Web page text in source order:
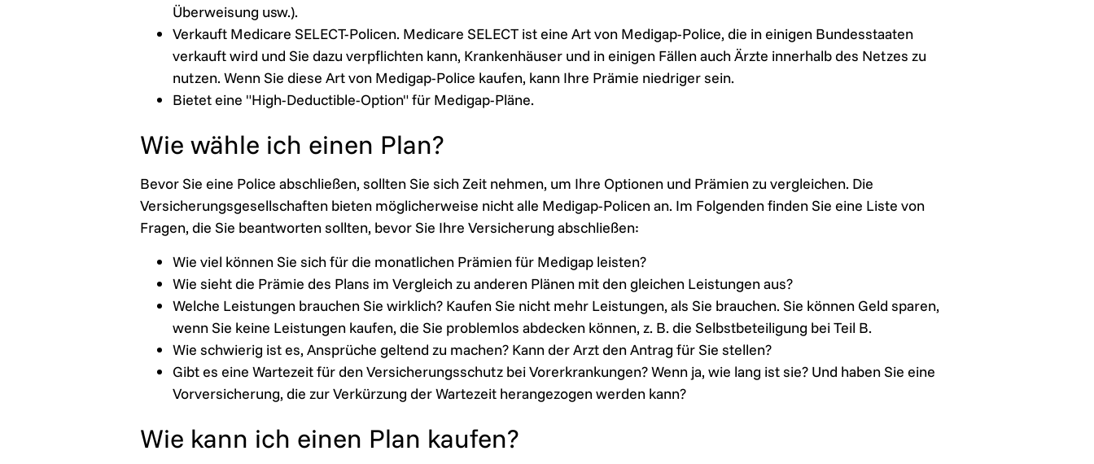
Überweisung usw.).
Verkauft Medicare SELECT-Policen. Medicare SELECT ist eine Art von Medigap-Police, die in einigen Bundesstaaten
verkauft wird und Sie dazu verpflichten kann, Krankenhäuser und in einigen Fällen auch Ärzte innerhalb des Netzes zu
nutzen. Wenn Sie diese Art von Medigap-Police kaufen, kann Ihre Prämie niedriger sein.
Bietet eine "High-Deductible-Option" für Medigap-Pläne.
Wie wähle ich einen Plan?
Bevor Sie eine Police abschließen, sollten Sie sich Zeit nehmen, um Ihre Optionen und Prämien zu vergleichen. Die
Versicherungsgesellschaften bieten möglicherweise nicht alle Medigap-Policen an. Im Folgenden finden Sie eine Liste von
Fragen, die Sie beantworten sollten, bevor Sie Ihre Versicherung abschließen:
Wie viel können Sie sich für die monatlichen Prämien für Medigap leisten?
Wie sieht die Prämie des Plans im Vergleich zu anderen Plänen mit den gleichen Leistungen aus?
Welche Leistungen brauchen Sie wirklich? Kaufen Sie nicht mehr Leistungen, als Sie brauchen. Sie können Geld sparen,
wenn Sie keine Leistungen kaufen, die Sie problemlos abdecken können, z. B. die Selbstbeteiligung bei Teil B.
Wie schwierig ist es, Ansprüche geltend zu machen? Kann der Arzt den Antrag für Sie stellen?
Gibt es eine Wartezeit für den Versicherungsschutz bei Vorerkrankungen? Wenn ja, wie lang ist sie? Und haben Sie eine
Vorversicherung, die zur Verkürzung der Wartezeit herangezogen werden kann?
Wie kann ich einen Plan kaufen?